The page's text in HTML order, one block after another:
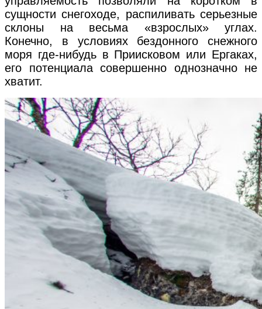
сущности снегоходе, распиливать серьезные
склоны на весьма «взрослых» углах.
Конечно, в условиях бездонного снежного
моря где-нибудь в Приисковом или Ергаках,
его потенциала совершенно однозначно не
хватит.